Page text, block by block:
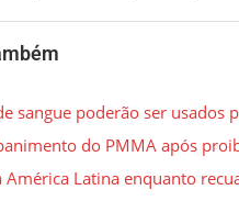
sangue poderão ser usados
do PMMA após
América Latina enquanto